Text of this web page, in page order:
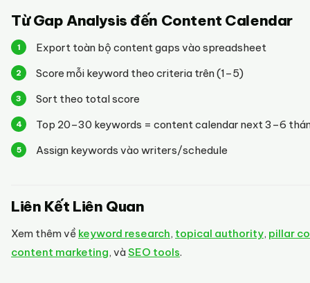
Từ Gap Analysis đến Content Calendar
Export toàn bộ content gaps vào spreadsheet
Score mỗi keyword theo criteria trên (1–5)
Sort theo total score
Top 20–30 keywords = content calendar next 3–6
Assign keywords vào writers/schedule
Liên Kết Liên Quan
Xem thêm về keyword research, topical authority, pillar
content marketing, và SEO tools.